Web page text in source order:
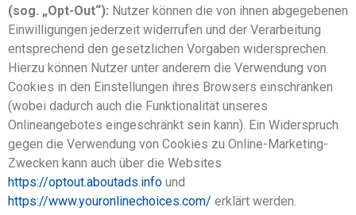
(sog. „Opt-Out“): Nutzer können die von ihnen abgegebenen
Einwilligungen jederzeit widerrufen und der Verarbeitung
entsprechend den gesetzlichen Vorgaben widersprechen.
Hierzu können Nutzer unter anderem die Verwendung von
Cookies in den Einstellungen ihres Browsers einschränken
(wobei dadurch auch die Funktionalität unseres
Onlineangebotes eingeschränkt sein kann). Ein Widerspruch
gegen die Verwendung von Cookies zu Online-Marketing-
Zwecken kann auch über die Websites
https://optout.aboutads.info und
https://www.youronlinechoices.com/ erklärt werden.